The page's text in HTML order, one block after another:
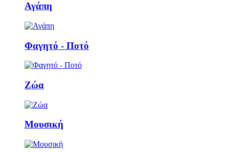
Αγάπη
Φαγητό - Ποτό
Ζώα
Μουσική